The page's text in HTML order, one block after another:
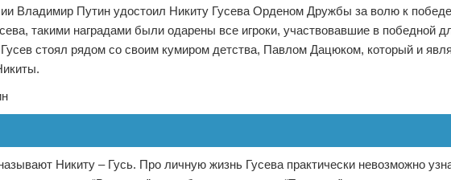
Владимир Путин удостоил Никиту Гусева Орденом Дружбы за волю к
такими наградами были одарены все игроки, участвовавшие в победной
стоял рядом со своим кумиром детства, Павлом Дацюком, который и
Никиту – Гусь. Про личную жизнь Гусева практически невозможно